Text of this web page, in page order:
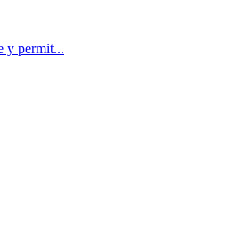
y permit...